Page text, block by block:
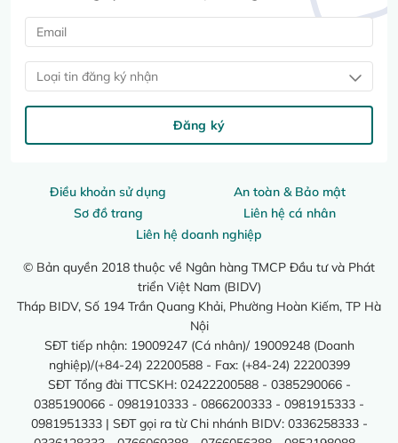
Điều khoản sử dụng
An toàn & Bảo mật
Sơ đồ trang
Liên hệ cá nhân
Liên hệ doanh nghiệp
© Bản quyền 2018 thuộc về Ngân hàng TMCP Đầu tư và Phát
triển Việt Nam (BIDV)
Tháp BIDV, Số 194 Trần Quang Khải, Phường Hoàn Kiếm, TP Hà
Nội
SĐT tiếp nhận: 19009247 (Cá nhân)/ 19009248 (Doanh
nghiệp)/(+84-24) 22200588 - Fax: (+84-24) 22200399
SĐT Tổng đài TTCSKH: 02422200588 - 0385290066 -
0385190066 - 0981910333 - 0866200333 - 0981915333 -
0981951333 | SĐT gọi ra từ Chi nhánh BIDV: 0336258333 -
Loại tin đăng ký nhận
Đăng ký